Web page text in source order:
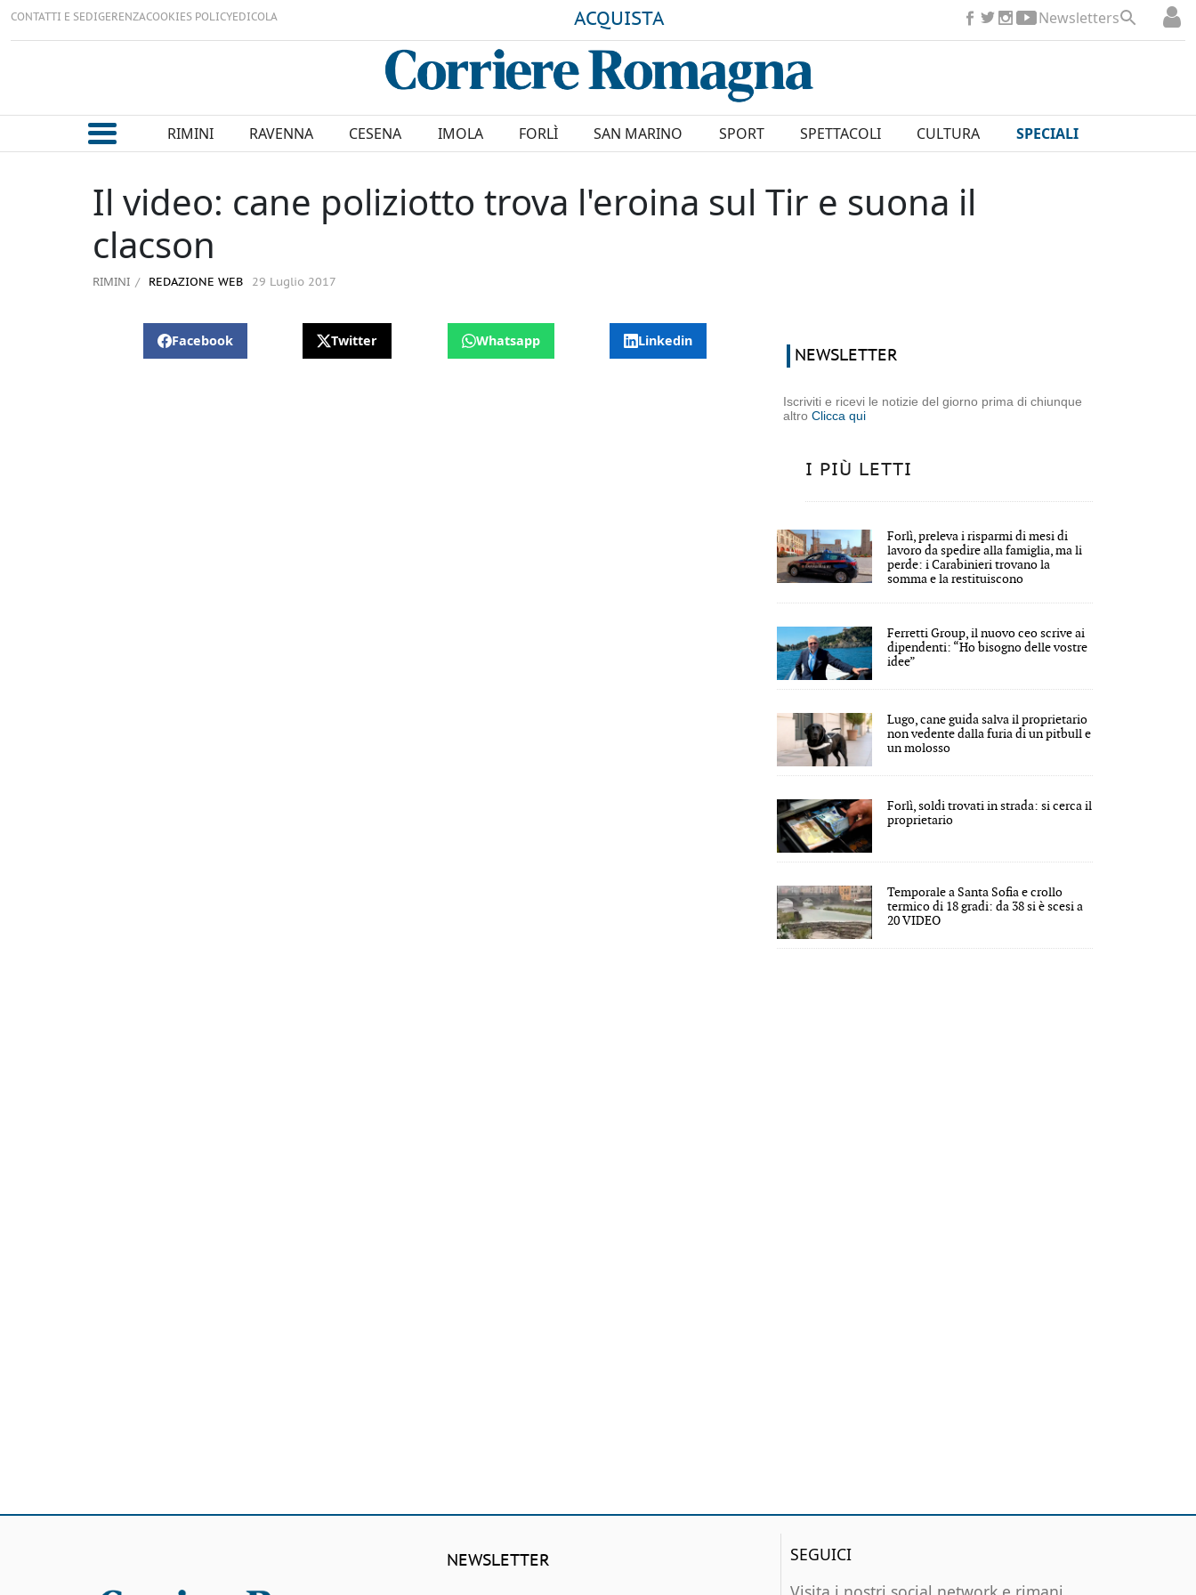
CONTATTI E SEDIGERENZACOOKIES POLICYEDICOLA ACQUISTA Newsletters
RIMINI RAVENNA CESENA IMOLA FORLÌ SAN MARINO SPORT SPETTACOLI CULTURA SPECIALI
Il video: cane poliziotto trova l'eroina sul Tir e suona il
clacson
RIMINI REDAZIONE WEB 29 Luglio 2017
Facebook Twitter Whatsapp Linkedin
NEWSLETTER
Iscriviti e ricevi le notizie del giorno prima di chiunque
altroClicca qui
I PIÙ LETTI
Forlì, preleva i risparmi di mesi di
lavoro da spedire alla famiglia, ma li
perde: i Carabinieri trovano la
somma e la restituiscono
Ferretti Group, il nuovo ceo scrive ai
dipendenti: “Ho bisogno delle vostre
idee”
Lugo, cane guida salva il proprietario
non vedente dalla furia di un pitbull e
un molosso
Forlì, soldi trovati in strada: si cerca il
proprietario
Temporale a Santa Sofia e crollo
termico di 18 gradi: da 38 si è scesi a
20 VIDEO
NEWSLETTER
SEGUICI